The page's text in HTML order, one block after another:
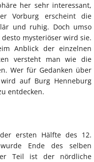
her sehr interessant,
Vorburg erscheint die
und ruhig. Doch umso
mysteriöser wird sie.
Anblick der einzelnen
versteht man wie die
Wer für Gedanken über
auf Burg Henneburg
entdecken.
ersten Hälfte des 12.
Ende des selben
Teil ist der nördliche